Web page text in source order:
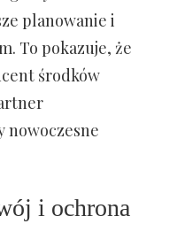
planowanie i
To pokazuje, że
środków
nowoczesne
i ochrona